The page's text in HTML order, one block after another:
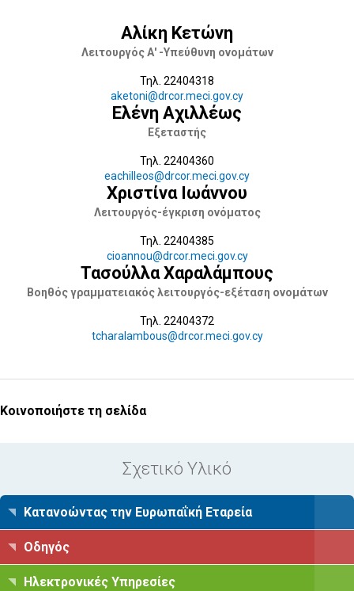
Αλίκη Κετώνη
Λειτουργός Α' -Υπεύθυνη ονομάτων
Τηλ. 22404318
aketoni@drcor.meci.gov.cy
Ελένη Αχιλλέως
Εξεταστής
Τηλ. 22404360
eachilleos@drcor.meci.gov.cy
Χριστίνα Ιωάννου
Λειτουργός-έγκριση ονόματος
Τηλ. 22404385
cioannou@drcor.meci.gov.cy
Τασούλλα Χαραλάμπους
Βοηθός γραμματειακός λειτουργός-εξέταση ονομάτων
Τηλ. 22404372
tcharalambous@drcor.meci.gov.cy
Κοινοποιήστε τη σελίδα
Σχετικό Υλικό
Κατανοώντας την Ευρωπαΐκή Εταρεία
Οδηγός
Ηλεκτρονικές Υπηρεσίες